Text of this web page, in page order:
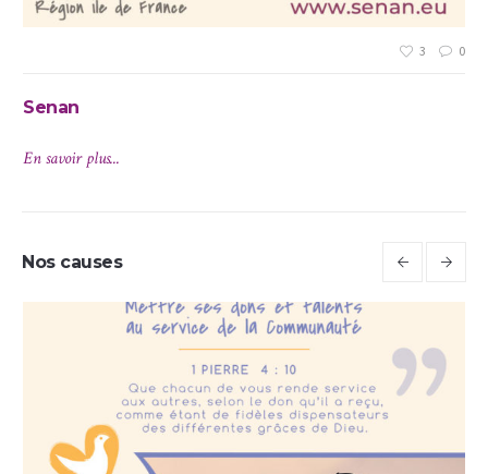
3 0
Senan
En savoir plus...
Nos causes